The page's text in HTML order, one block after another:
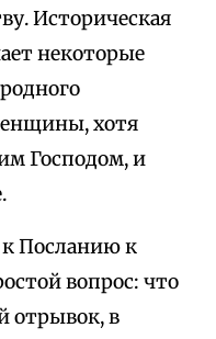
Историческая
некоторые
хотя
Господом, и
Посланию к
вопрос: что
отрывок, в